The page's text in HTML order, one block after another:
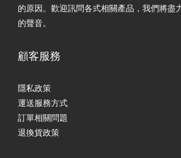
的原因。歡迎訊問各式相關產品，我們將盡
的聲音。
顧客服務
隱私政策
運送服務方式
訂單相關問題
退換貨政策